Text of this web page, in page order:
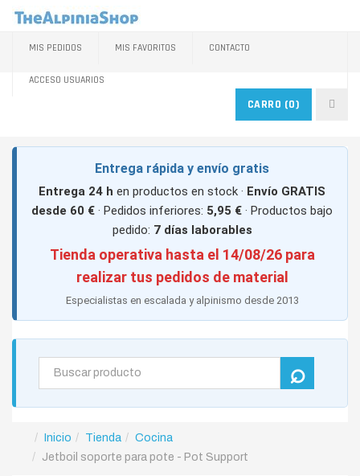
MIS PEDIDOS MIS FAVORITOS CONTACTO
ACCESO USUARIOS
CARRO (0)
Entrega rápida y envío gratis
Entrega 24 h en productos en stock · Envío GRATIS
desde 60 € · Pedidos inferiores: 5,95 € · Productos bajo
pedido: 7 días laborables
Tienda operativa hasta el 14/08/26 para
realizar tus pedidos de material
Especialistas en escalada y alpinismo desde 2013
Inicio Tienda
Cocina
Jetboil soporte para pote - Pot Support